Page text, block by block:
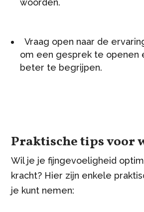
Vraag open naar de
om een gesprek te openen
beter te begrijpen.
Praktische tips voor
Wil je je fijngevoeligheid
kracht? Hier zijn enkele
je kunt nemen: